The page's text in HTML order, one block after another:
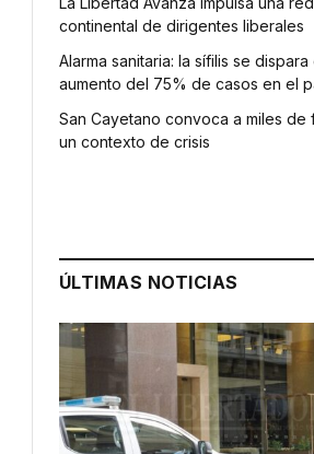
continental de dirigentes liberales
Alarma sanitaria: la sífilis se dispara
aumento del 75% de casos en el
San Cayetano convoca a miles de
un contexto de crisis
ÚLTIMAS NOTICIAS